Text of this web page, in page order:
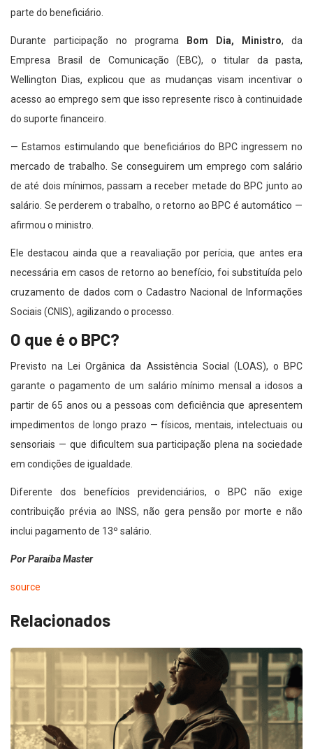
parte do beneficiário.
Durante participação no programa Bom Dia, Ministro, da
Empresa Brasil de Comunicação (EBC), o titular da pasta,
Wellington Dias, explicou que as mudanças visam incentivar o
acesso ao emprego sem que isso represente risco à continuidade
do suporte financeiro.
— Estamos estimulando que beneficiários do BPC ingressem no
mercado de trabalho. Se conseguirem um emprego com salário
de até dois mínimos, passam a receber metade do BPC junto ao
salário. Se perderem o trabalho, o retorno ao BPC é automático —
afirmou o ministro.
Ele destacou ainda que a reavaliação por perícia, que antes era
necessária em casos de retorno ao benefício, foi substituída pelo
cruzamento de dados com o Cadastro Nacional de Informações
Sociais (CNIS), agilizando o processo.
O que é o BPC?
Previsto na Lei Orgânica da Assistência Social (LOAS), o BPC
garante o pagamento de um salário mínimo mensal a idosos a
partir de 65 anos ou a pessoas com deficiência que apresentem
impedimentos de longo prazo — físicos, mentais, intelectuais ou
sensoriais — que dificultem sua participação plena na sociedade
em condições de igualdade.
Diferente dos benefícios previdenciários, o BPC não exige
contribuição prévia ao INSS, não gera pensão por morte e não
inclui pagamento de 13º salário.
Por Paraíba Master
source
Relacionados